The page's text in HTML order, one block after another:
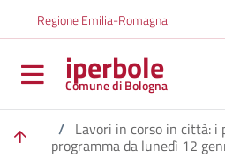
Regione Emilia-Romagna
iperbole
Comune di Bologna
/ Lavori in corso in città:
programma da lunedì 12